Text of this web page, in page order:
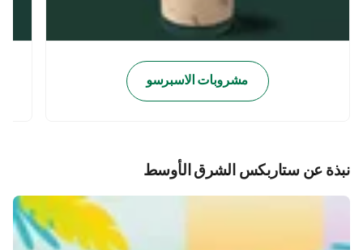
مشروبات الاسبرسو
نبذة عن ستاربكس الشرق الأوسط